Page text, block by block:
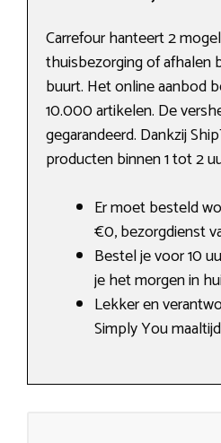
Carrefour hanteert 2
thuisbezorging of afhalen
buurt. Het online aanbod
10.000 artikelen. De
gegarandeerd. Dankzij
producten binnen 1 tot 2
Er moet besteld
€0, bezorgdienst
Bestel je voor 10
je het morgen in
Lekker en
Simply You